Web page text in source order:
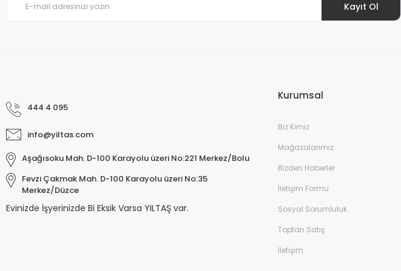
Kayıt Ol
444 4 095
info@yiltas.com
Aşağısoku Mah. D-100 Karayolu üzeri No:221 Merkez/Bolu
Fevzi Çakmak Mah. D-100 Karayolu üzeri No:35
Merkez/Düzce
Evinizde İşyerinizde Bi Eksik Varsa YILTAŞ var.
Kurumsal
Biz Kimiz
Mağazalarımız
Bizden Haberler
İletişim Formu
Sosyal Sorumluluk
Toptan Satış
İletişim